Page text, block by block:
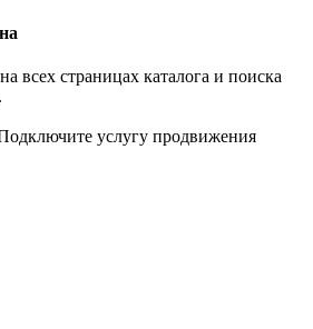
всех страницах каталога и поиска
услугу продвижения